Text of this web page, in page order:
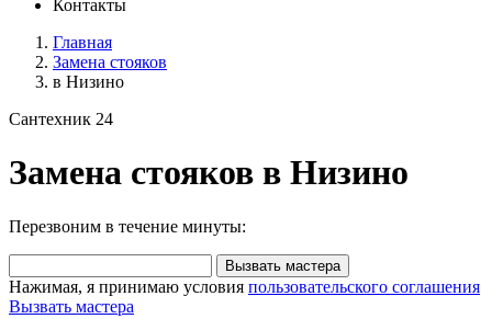
Контакты
Главная
Замена стояков
в Низино
Сантехник 24
Замена стояков в Низино
Перезвоним в течение минуты:
Вызвать мастера
Нажимая, я принимаю условия пользовательского соглашения
Вызвать мастера